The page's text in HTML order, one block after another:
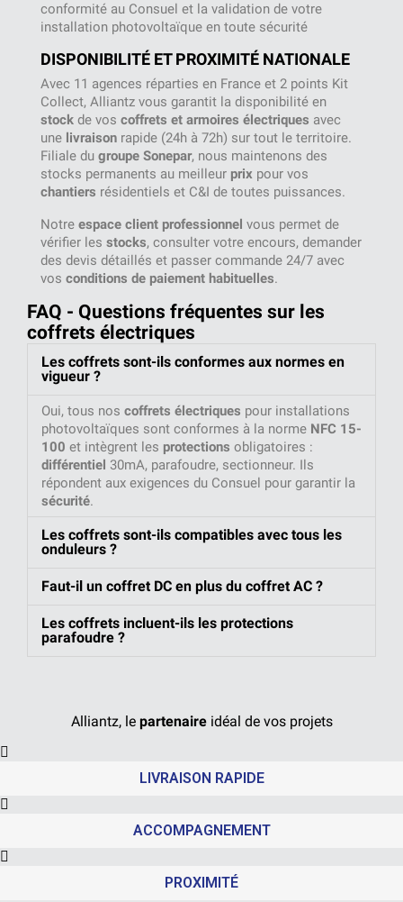
conformité au Consuel et la validation de votre
installation photovoltaïque en toute sécurité
DISPONIBILITÉ ET PROXIMITÉ NATIONALE
Avec 11 agences réparties en France et 2 points Kit
Collect, Alliantz vous garantit la disponibilité en
stock de vos coffrets et armoires électriques avec
une livraison rapide (24h à 72h) sur tout le territoire.
Filiale du groupe Sonepar, nous maintenons des
stocks permanents au meilleur prix pour vos
chantiers résidentiels et C&I de toutes puissances.
Notre espace client professionnel vous permet de
vérifier les stocks, consulter votre encours, demander
des devis détaillés et passer commande 24/7 avec
vos conditions de paiement habituelles.
FAQ - Questions fréquentes sur les
coffrets électriques
Les coffrets sont-ils conformes aux normes en
vigueur ?
Oui, tous nos coffrets électriques pour installations
photovoltaïques sont conformes à la norme NFC 15-
100 et intègrent les protections obligatoires :
différentiel 30mA, parafoudre, sectionneur. Ils
répondent aux exigences du Consuel pour garantir la
sécurité.
Les coffrets sont-ils compatibles avec tous les
onduleurs ?
Faut-il un coffret DC en plus du coffret AC ?
Les coffrets incluent-ils les protections
parafoudre ?
Alliantz, le partenaireidéal de vos projets
LIVRAISON RAPIDE
ACCOMPAGNEMENT
PROXIMITÉ